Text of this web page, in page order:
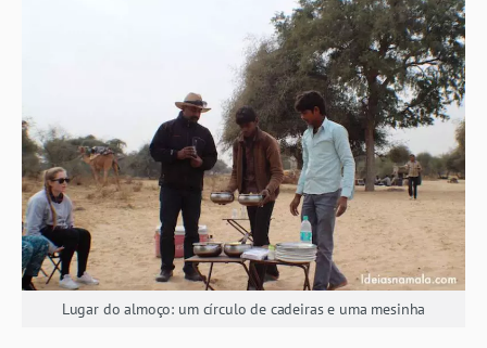
Lugar do almoço: um círculo de cadeiras e uma mesinha